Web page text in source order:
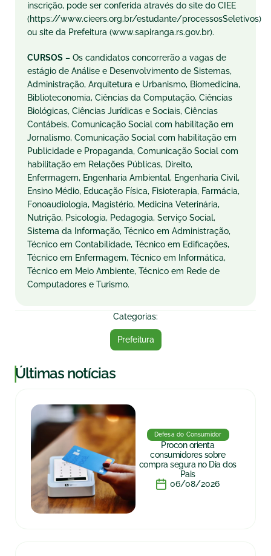
inscrição, pode ser conferida através do site do CIEE
(https://www.cieers.org.br/estudante/processosSeletivos)
ou site da Prefeitura (www.sapiranga.rs.gov.br).
CURSOS – Os candidatos concorrerão a vagas de
estágio de Análise e Desenvolvimento de Sistemas,
Administração, Arquitetura e Urbanismo, Biomedicina,
Biblioteconomia, Ciências da Computação, Ciências
Biológicas, Ciências Jurídicas e Sociais, Ciências
Contábeis, Comunicação Social com habilitação em
Jornalismo, Comunicação Social com habilitação em
Publicidade e Propaganda, Comunicação Social com
habilitação em Relações Públicas, Direito,
Enfermagem, Engenharia Ambiental, Engenharia Civil,
Ensino Médio, Educação Física, Fisioterapia, Farmácia,
Fonoaudiologia, Magistério, Medicina Veterinária,
Nutrição, Psicologia, Pedagogia, Serviço Social,
Sistema da Informação, Técnico em Administração,
Técnico em Contabilidade, Técnico em Edificações,
Técnico em Enfermagem, Técnico em Informática,
Técnico em Meio Ambiente, Técnico em Rede de
Computadores e Turismo.
Categorias:
Prefeitura
|Últimas notícias
Defesa do Consumidor
Procon orienta
consumidores sobre
compra segura no Dia dos
Pais
06/08/2026